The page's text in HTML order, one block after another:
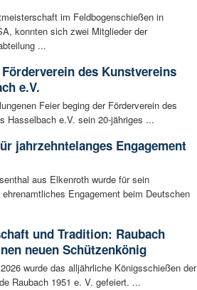
im Feldbogenschießen in
konnten sich zwei Mitglieder der
...
des Kunstvereins
e.V.
Feier beging der Förderverein des
Hasselbach e.V. sein 20-jähriges ...
jahrzehntelanges Engagement
aus Elkenroth wurde für sein
Engagement beim Deutschen
und Tradition: Raubach
neuen Schützenkönig
wurde das alljährliche Königsschießen der
Raubach 1951 e. V. gefeiert. ...